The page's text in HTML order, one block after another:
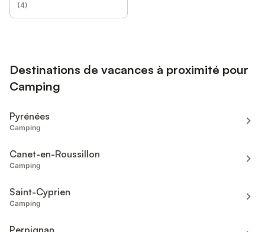
(4)
Destinations de vacances à proximité pour
Camping
Pyrénées
Camping
Canet-en-Roussillon
Camping
Saint-Cyprien
Camping
Perpignan